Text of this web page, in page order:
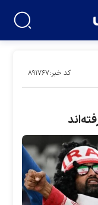
کد خبر:۸۹۱۷۶۷